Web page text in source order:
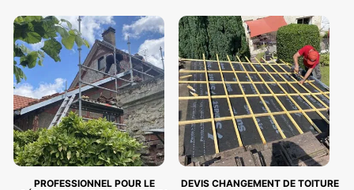
PROFESSIONNEL POUR LE
DEVIS CHANGEMENT DE TOITURE